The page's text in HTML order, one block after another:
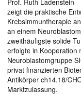
Prof. Ruth Ladenstein
zeigt die praktische
Krebsimmuntherapie
an einem
zweithäufigste solide
erfolgte in Kooperation
Neuroblastomgruppe
privat finanzierten
Antikörper ch14.18/
Marktzulassung.